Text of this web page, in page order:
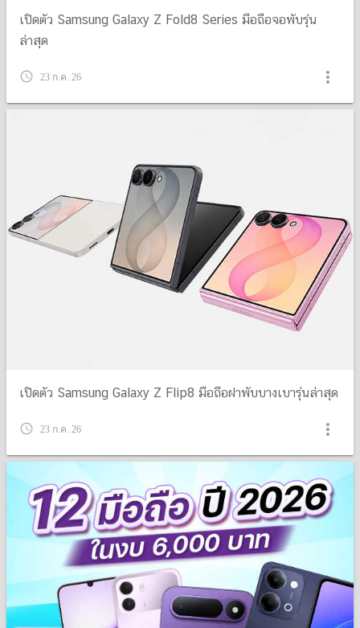
เปิดตัว Samsung Galaxy Z Fold8 Series มือถือจอพับรุ่น
ล่าสุด
query_builder 23 ก.ค. 26 more_vert
เปิดตัว Samsung Galaxy Z Flip8 มือถือฝาพับบางเบารุ่นล่าสุด
query_builder 23 ก.ค. 26 more_vert